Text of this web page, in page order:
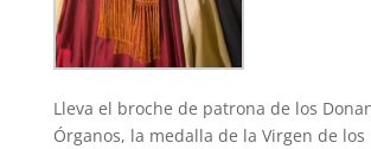
Lleva el broche de patrona de los
Órganos, la medalla de la Virgen de los